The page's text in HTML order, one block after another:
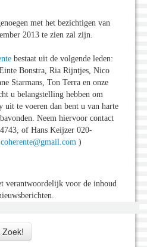
met het bezichtigen van
2013 te zien zal zijn.
bestaat uit de volgende leden:
Bonstra, Ria Rijntjes, Nico
Starmans, Ton Terra en onze
u belangstelling hebben om
uit te voeren dan bent u van harte
Neem hiervoor contact
of Hans Keijzer 020-
)
verantwoordelijk voor de inhoud